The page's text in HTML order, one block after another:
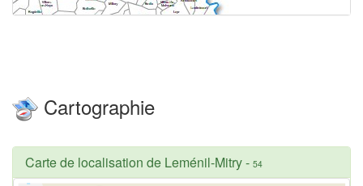
Cartographie
Carte de localisation de Leménil-Mitry- 54